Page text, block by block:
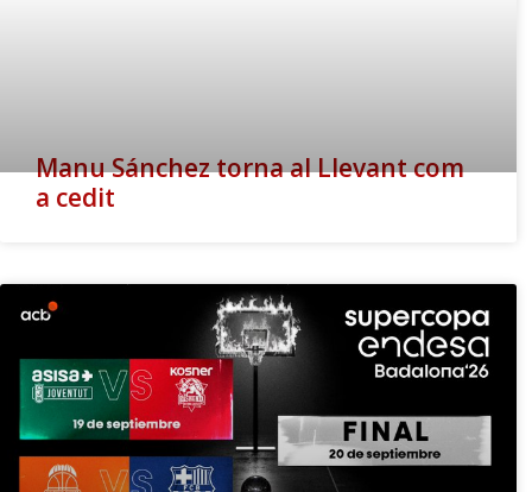
Manu Sánchez torna al Llevant com
a cedit